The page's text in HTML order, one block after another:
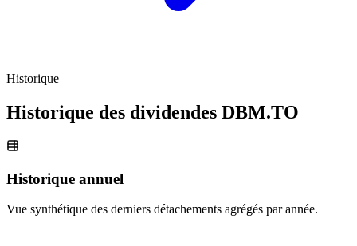
Historique
Historique des dividendes DBM.TO
Historique annuel
Vue synthétique des derniers détachements agrégés par année.